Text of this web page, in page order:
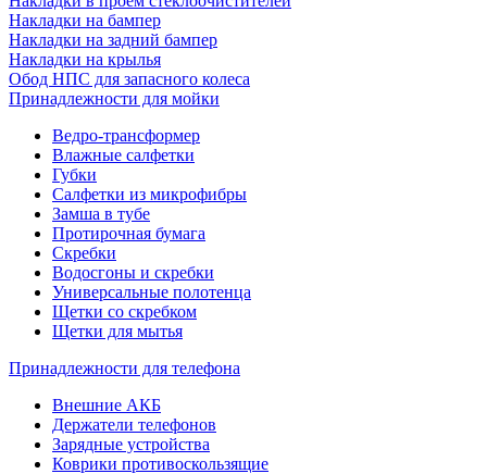
Накладки на бампер
Накладки на задний бампер
Накладки на крылья
Обод НПС для запасного колеса
Принадлежности для мойки
Ведро-трансформер
Влажные салфетки
Губки
Салфетки из микрофибры
Замша в тубе
Протирочная бумага
Скребки
Водосгоны и скребки
Универсальные полотенца
Щетки со скребком
Щетки для мытья
Принадлежности для телефона
Внешние АКБ
Держатели телефонов
Зарядные устройства
Коврики противоскользящие